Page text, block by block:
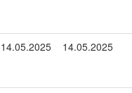
14.05.2025 14.05.2025